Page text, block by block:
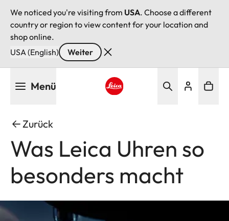
We noticed you're visiting from USA. Choose a different
country or region to view content for your location and
shop online.
USA (English)
Weiter
Menü
Zurück
Was Leica Uhren so
besonders macht